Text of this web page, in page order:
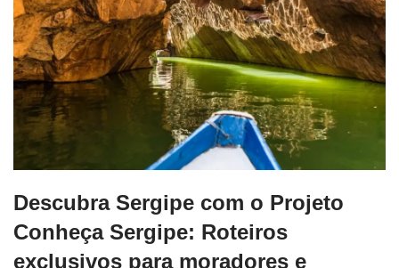
Descubra Sergipe com o Projeto
Conheça Sergipe: Roteiros
exclusivos para moradores e